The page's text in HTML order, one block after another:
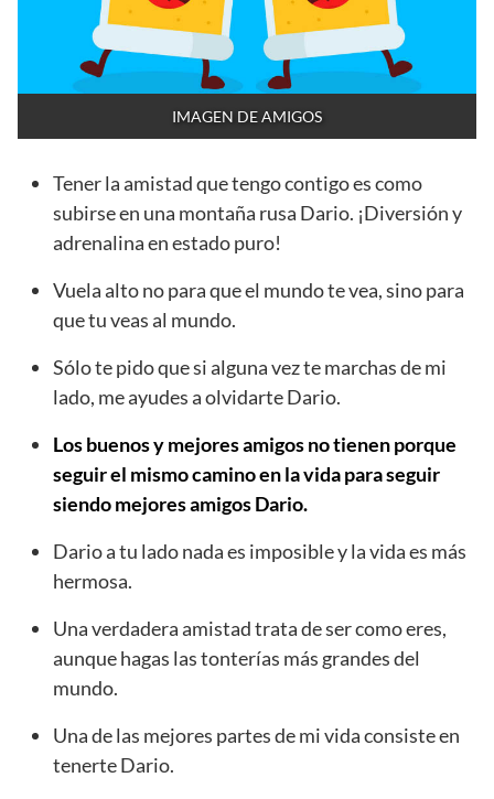
IMAGEN DE AMIGOS
Tener la amistad que tengo contigo es como
subirse en una montaña rusa Dario. ¡Diversión y
adrenalina en estado puro!
Vuela alto no para que el mundo te vea, sino para
que tu veas al mundo.
Sólo te pido que si alguna vez te marchas de mi
lado, me ayudes a olvidarte Dario.
Los buenos y mejores amigos no tienen porque
seguir el mismo camino en la vida para seguir
siendo mejores amigos Dario.
Dario a tu lado nada es imposible y la vida es más
hermosa.
Una verdadera amistad trata de ser como eres,
aunque hagas las tonterías más grandes del
mundo.
Una de las mejores partes de mi vida consiste en
tenerte Dario.